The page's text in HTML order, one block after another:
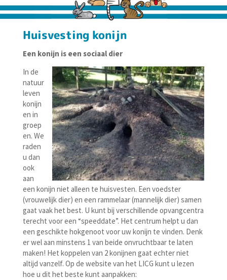
Huisvesting konijn
Een konijn is een sociaal dier
In de
natuur
leven
konijn
en in
groep
en. We
raden
u dan
ook
aan
een konijn niet alleen te huisvesten. Een voedster
(vrouwelijk dier) en een rammelaar (mannelijk dier) samen
gaat vaak het best. U kunt bij verschillende opvangcentra
terecht voor een “speeddate”. Het centrum helpt u dan
een geschikte hokgenoot voor uw konijn te vinden. Denk
er wel aan minstens 1 van beide onvruchtbaar te laten
maken! Het koppelen van 2 konijnen gaat echter niet
altijd vanzelf. Op de website van het LICG kunt u lezen
hoe u dit het beste kunt aanpakken: